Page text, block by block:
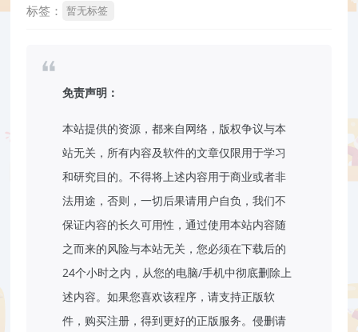
标签： 暂无标签
免责声明：
本站提供的资源，都来自网络，版权争议与本
站无关，所有内容及软件的文章仅限用于学习
和研究目的。不得将上述内容用于商业或者非
法用途，否则，一切后果请用户自负，我们不
保证内容的长久可用性，通过使用本站内容随
之而来的风险与本站无关，您必须在下载后的
24个小时之内，从您的电脑/手机中彻底删除上
述内容。如果您喜欢该程序，请支持正版软
件，购买注册，得到更好的正版服务。侵删请